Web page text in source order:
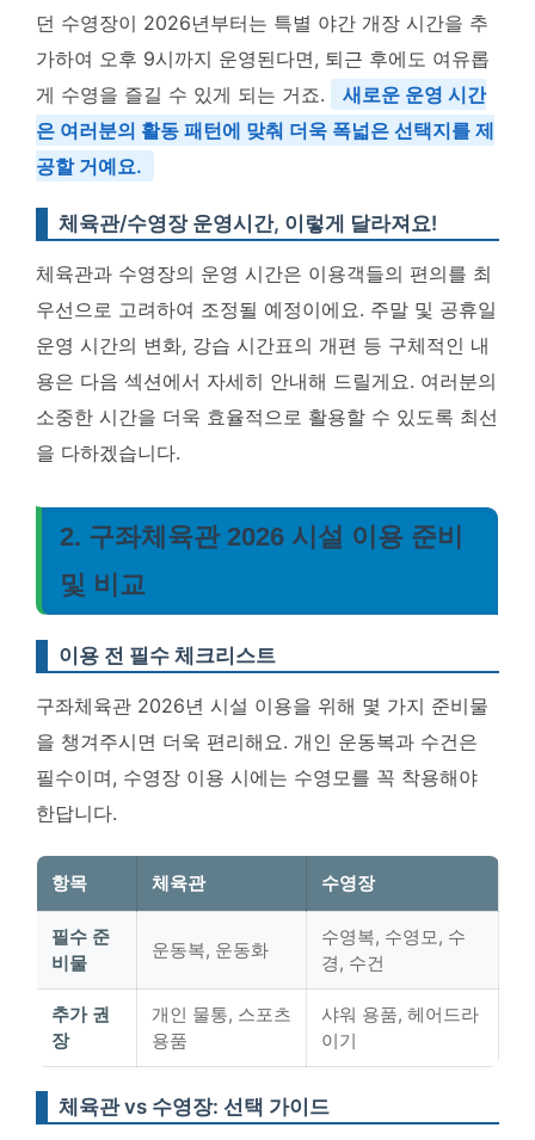
던 수영장이 2026년부터는 특별 야간 개장 시간을 추
가하여 오후 9시까지 운영된다면, 퇴근 후에도 여유롭
게 수영을 즐길 수 있게 되는 거죠.
새로운 운영 시간
은 여러분의 활동 패턴에 맞춰 더욱 폭넓은 선택지를 제
공할 거예요.
체육관/수영장 운영시간, 이렇게 달라져요!
체육관과 수영장의 운영 시간은 이용객들의 편의를 최
우선으로 고려하여 조정될 예정이에요. 주말 및 공휴일
운영 시간의 변화, 강습 시간표의 개편 등 구체적인 내
용은 다음 섹션에서 자세히 안내해 드릴게요. 여러분의
소중한 시간을 더욱 효율적으로 활용할 수 있도록 최선
을 다하겠습니다.
2. 구좌체육관 2026 시설 이용 준비
및 비교
이용 전 필수 체크리스트
구좌체육관 2026년 시설 이용을 위해 몇 가지 준비물
을 챙겨주시면 더욱 편리해요. 개인 운동복과 수건은
필수이며, 수영장 이용 시에는 수영모를 꼭 착용해야
한답니다.
항목 체육관 수영장
필수 준
비물
운동복, 운동화
수영복, 수영모, 수
경, 수건
추가 권
장
개인 물통, 스포츠
용품
샤워 용품, 헤어드라
이기
체육관 vs 수영장: 선택 가이드